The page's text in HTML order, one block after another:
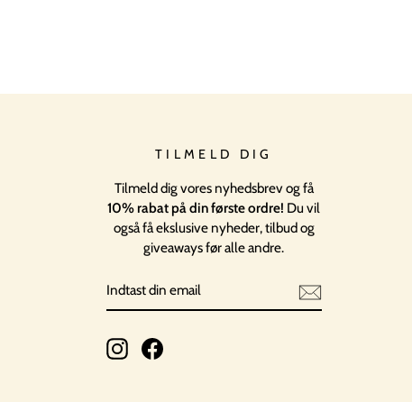
TILMELD DIG
Tilmeld dig vores nyhedsbrev og få
10% rabat på din første ordre! Du vil
også få ekslusive nyheder, tilbud og
giveaways før alle andre.
DIN
EMAIL
InstagramFacebook